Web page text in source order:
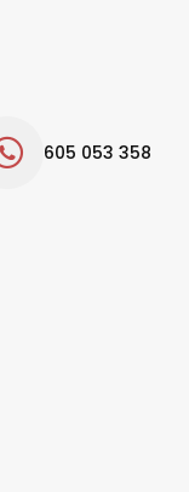
605 053 358